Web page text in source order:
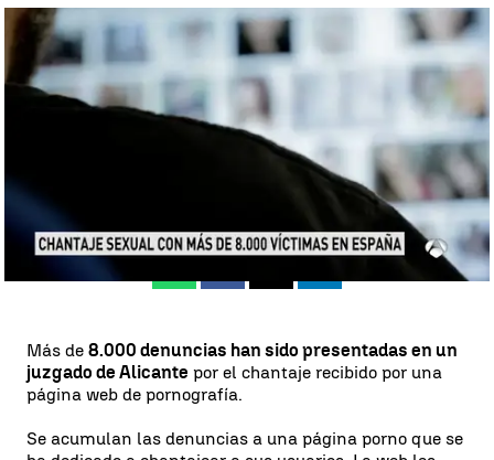
Más de 8.000 denuncias se acumulan en Alicante tras el chantaje
por sextorsión |
Antena3.com
Publicado:
WhatsappFacebook Linkedin
Más de 8.000 denuncias han sido presentadas en un
juzgado de Alicante por el chantaje recibido por una
página web de pornografía.
Se acumulan las denuncias a una página porno que se